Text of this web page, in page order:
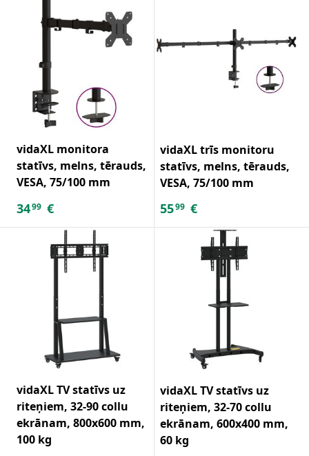
vidaXL monitora
statīvs, melns, tērauds,
VESA, 75/100 mm
3499 €
vidaXL trīs monitoru
statīvs, melns, tērauds,
VESA, 75/100 mm
5599 €
vidaXL TV statīvs uz
riteņiem, 32-90 collu
ekrānam, 800x600 mm,
100 kg
vidaXL TV statīvs uz
riteņiem, 32-70 collu
ekrānam, 600x400 mm,
60 kg